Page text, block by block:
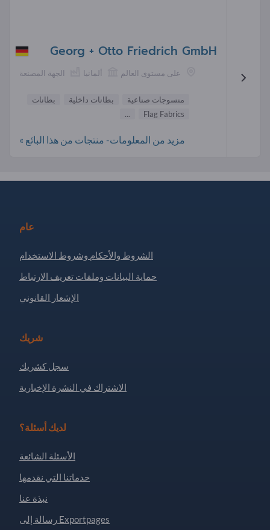
Georg + Otto Friedrich GmbH
الجهة المصنعة ألمانيا على مستوى العالم
منسوجات صناعية بطانات داخلية
بطانات
Flag Fabrics
...
مزيد من المعلومات- منتجات من هذا البائع »
عام
الشروط والأحكام وشروط الاستخدام
حماية البيانات وملفات تعريف الارتباط
الإشعار القانوني
شريك
سجل كشريك
الاشتراك في النشرة الإخبارية
لديك أسئلة؟
الأسئلة الشائعة
خدماتنا التي نقدمها
نبذة عنا
رسالة إلى Exportpages